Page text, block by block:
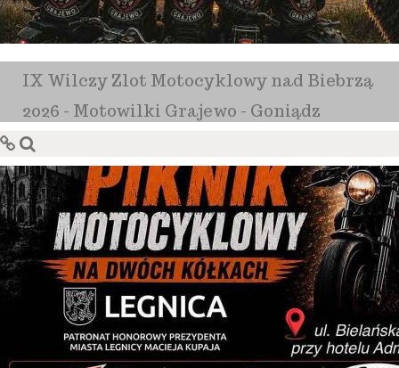
IX Wilczy Zlot Motocyklowy nad Biebrzą
2026 - Motowilki Grajewo - Goniądz